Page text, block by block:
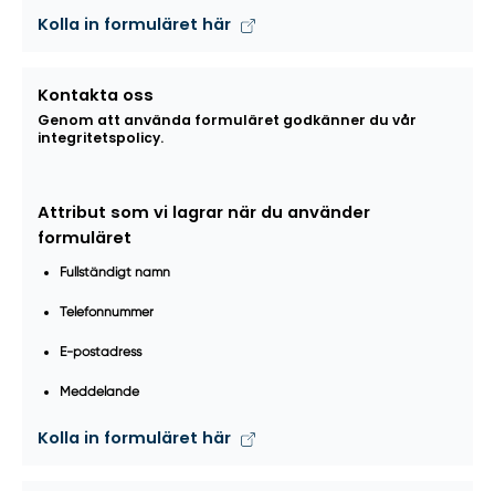
Kolla in formuläret här
Kontakta oss
Genom att använda formuläret godkänner du vår
integritetspolicy.
Attribut som vi lagrar när du använder
formuläret
Fullständigt namn
Telefonnummer
E-postadress
Meddelande
Kolla in formuläret här